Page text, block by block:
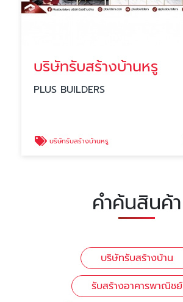
บริษัทรับสร้างบ้านหรู
PLUS BUILDERS
บริษัทรับสร้างบ้านหรู
คำค้นสินค้า
บริษัทรับสร้างบ้าน
รับสร้างอาคารพาณิชย์